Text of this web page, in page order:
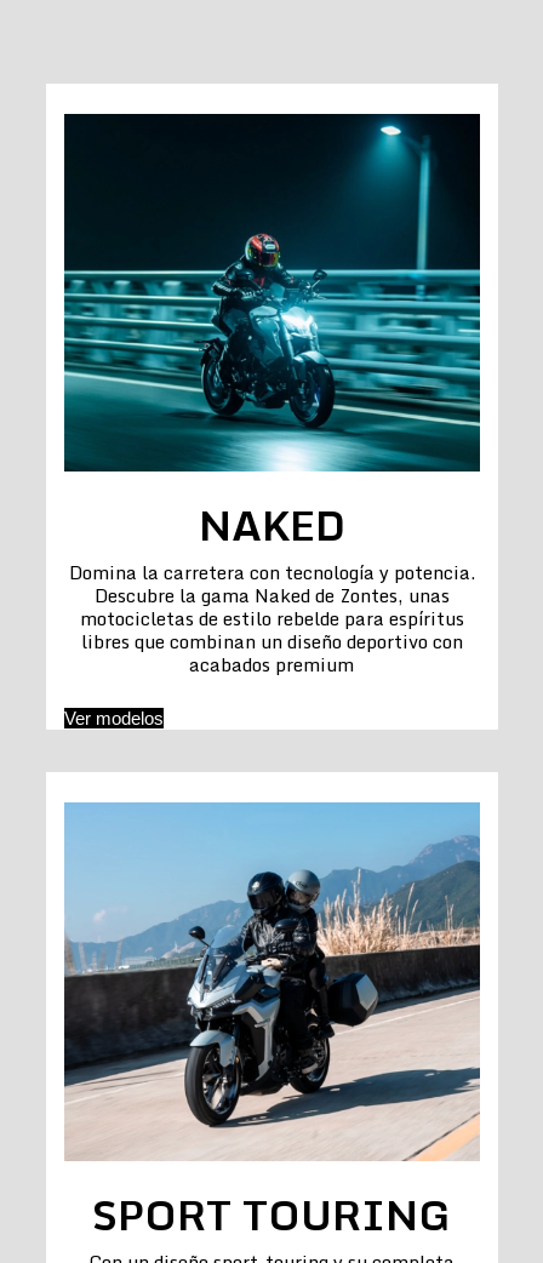
NAKED
Domina la carretera con tecnología y potencia.
Descubre la gama Naked de Zontes, unas
motocicletas de estilo rebelde para espíritus
libres que combinan un diseño deportivo con
acabados premium
Ver modelos
SPORT TOURING